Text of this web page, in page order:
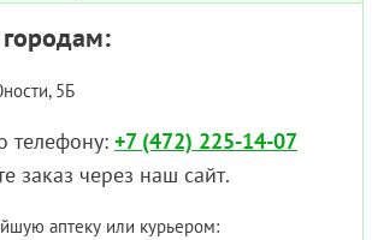
5Б
телефону: +7 (472) 225-14-07
заказ через наш сайт.
аптеку или курьером: